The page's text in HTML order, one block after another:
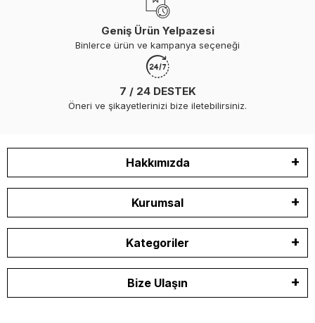
Geniş Ürün Yelpazesi
Binlerce ürün ve kampanya seçeneği
7 / 24 DESTEK
Öneri ve şikayetlerinizi bize iletebilirsiniz.
Hakkımızda
Kurumsal
Kategoriler
Bize Ulaşın